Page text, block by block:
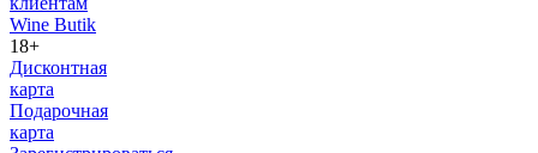
Wine Butik
18+
Дисконтная
карта
Подарочная
карта